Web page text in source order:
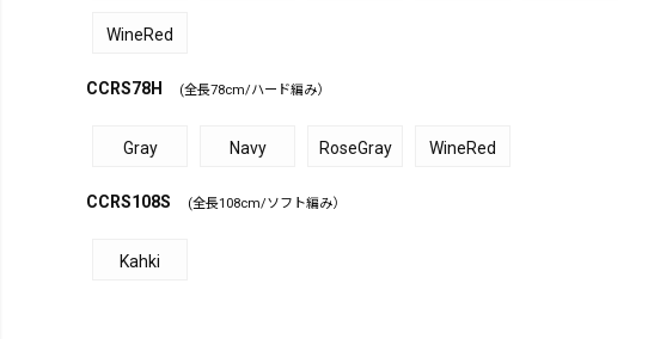
WineRed
CCRS78H (全長78cm/ハード編み）
Gray Navy RoseGray WineRed
CCRS108S (全長108cm/ソフト編み）
Kahki